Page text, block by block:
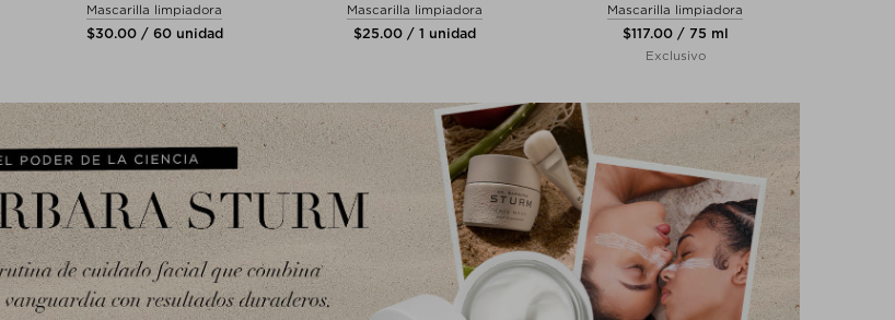
Mascarilla limpiadora
$‌30.00 / 60 unidad
Mascarilla limpiadora
$‌25.00 / 1 unidad
Mascarilla limpiadora
$‌117.00 / 75 ml
Exclusivo